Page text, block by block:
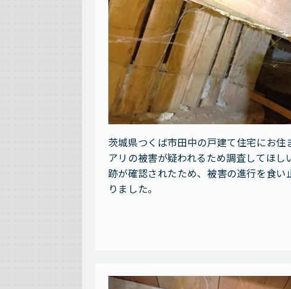
茨城県つくば市田中の戸建て住宅にお
アリの被害が疑われるため調査してほ
跡が確認されたため、被害の進行を食
りました。